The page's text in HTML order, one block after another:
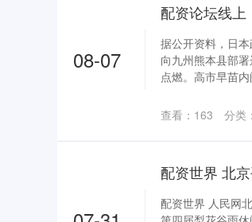
08-07
据公开资料，日
向九州熊本县部
点燃。高市早苗
查看： 163 分类：
配资世界 北
配资世界 人民网